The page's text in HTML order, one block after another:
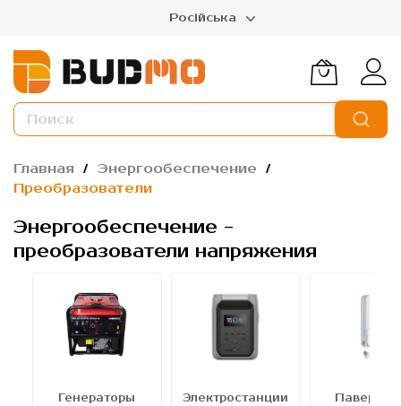
Російська
Главная
Энергообеспечение
Преобразователи
Энергообеспечение -
преобразователи напряжения
Генераторы Электростанции